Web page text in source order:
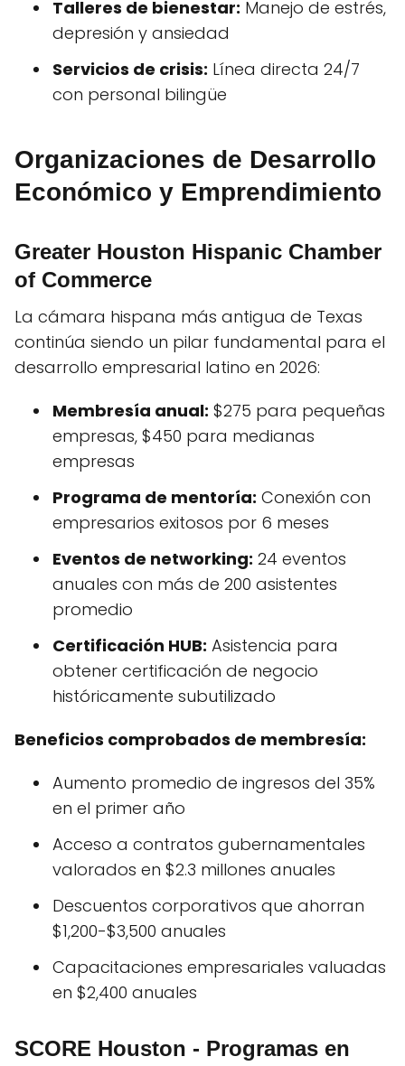
Talleres de bienestar: Manejo de estrés,
depresión y ansiedad
Servicios de crisis: Línea directa 24/7
con personal bilingüe
Organizaciones de Desarrollo
Económico y Emprendimiento
Greater Houston Hispanic Chamber
of Commerce
La cámara hispana más antigua de Texas
continúa siendo un pilar fundamental para el
desarrollo empresarial latino en 2026:
Membresía anual: $275 para pequeñas
empresas, $450 para medianas
empresas
Programa de mentoría: Conexión con
empresarios exitosos por 6 meses
Eventos de networking: 24 eventos
anuales con más de 200 asistentes
promedio
Certificación HUB: Asistencia para
obtener certificación de negocio
históricamente subutilizado
Beneficios comprobados de membresía:
Aumento promedio de ingresos del 35%
en el primer año
Acceso a contratos gubernamentales
valorados en $2.3 millones anuales
Descuentos corporativos que ahorran
$1,200-$3,500 anuales
Capacitaciones empresariales valuadas
en $2,400 anuales
SCORE Houston - Programas en